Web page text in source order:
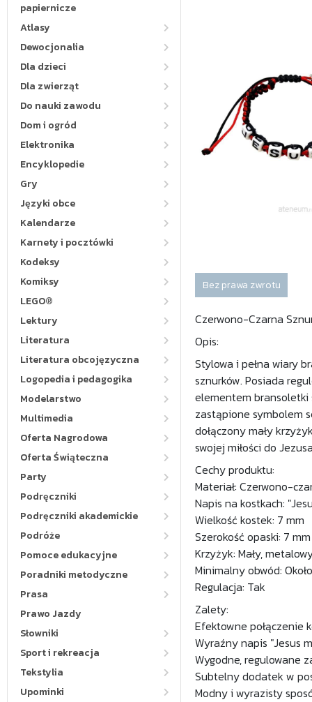
papiernicze
Atlasy
Dewocjonalia
Dla dzieci
Dla zwierząt
Do nauki zawodu
Dom i ogród
Elektronika
Encyklopedie
Gry
Języki obce
Kalendarze
Karnety i pocztówki
Kodeksy
Komiksy
LEGO®
Lektury
Literatura
Literatura obcojęzyczna
Logopedia i pedagogika
Modelarstwo
Multimedia
Oferta Nagrodowa
Oferta Świąteczna
Party
Podręczniki
Podręczniki akademickie
Podróże
Pomoce edukacyjne
Poradniki metodyczne
Prasa
Prawo Jazdy
Słowniki
Sport i rekreacja
Tekstylia
Upominki
Bez prawa zwrotu
Czerwono-Czarna
Opis:
Stylowa i pełna wiary
sznurków. Posiada
elementem bransoletki
zastąpione symbolem
dołączony mały
swojej miłości do
Cechy produktu:
Materiał: Czerwono-
Napis na kostkach:
Wielkość kostek: 7 mm
Szerokość opaski: 7 mm
Krzyżyk: Mały,
Minimalny obwód:
Regulacja: Tak
Zalety:
Efektowne połączenie
Wyraźny napis "Jesus
Wygodne, regulowane
Subtelny dodatek w
Modny i wyrazisty